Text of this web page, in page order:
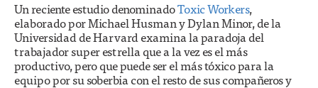
Un reciente estudio denominadoToxic Workers,
elaborado por Michael Husman y Dylan Minor, de la
Universidad de Harvard examina la paradoja del
trabajador super estrella que a la vez es el más
productivo, pero que puede ser el más tóxico para la
equipo por su soberbia con el resto de sus compañeros y